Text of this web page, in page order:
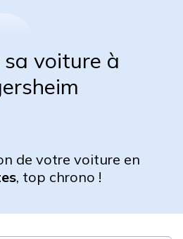
sa voiture à
de votre voiture en
, top chrono !